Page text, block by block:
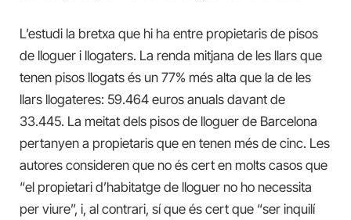
L’estudi la bretxa que hi ha entre propietaris de pisos
de lloguer i llogaters. La renda mitjana de les llars que
tenen pisos llogats és un 77% més alta que la de les
llars llogateres: 59.464 euros anuals davant de
33.445. La meitat dels pisos de lloguer de Barcelona
pertanyen a propietaris que en tenen més de cinc. Les
autores consideren que no és cert en molts casos que
“el propietari d’habitatge de lloguer no ho necessita
per viure”, i, al contrari, sí que és cert que “ser inquilí